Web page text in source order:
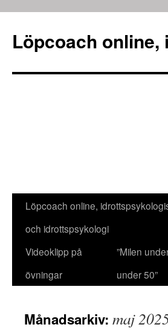
Löpcoach
Hoppa
till
innehåll
Löpcoach online,
och idrottspsykologi
Videoklipp på
övningar
”Milen
under 50”
Månadsarkiv: maj